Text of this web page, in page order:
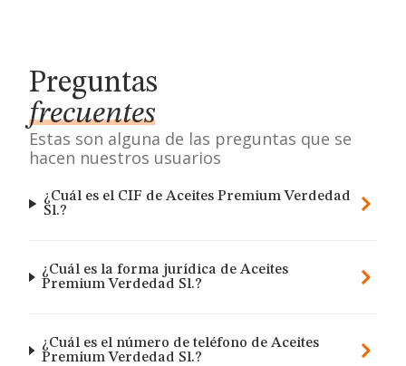
Preguntas
frecuentes
Estas son alguna de las preguntas que se
hacen nuestros usuarios
¿Cuál es el CIF de Aceites Premium Verdedad
Sl.?
¿Cuál es la forma jurídica de Aceites
Premium Verdedad Sl.?
¿Cuál es el número de teléfono de Aceites
Premium Verdedad Sl.?